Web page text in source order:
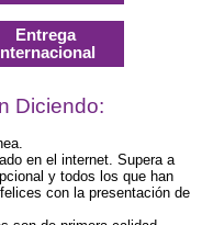
Entrega
Internacional
Diciendo:
en el internet. Supera a
y todos los que han
con la presentación de